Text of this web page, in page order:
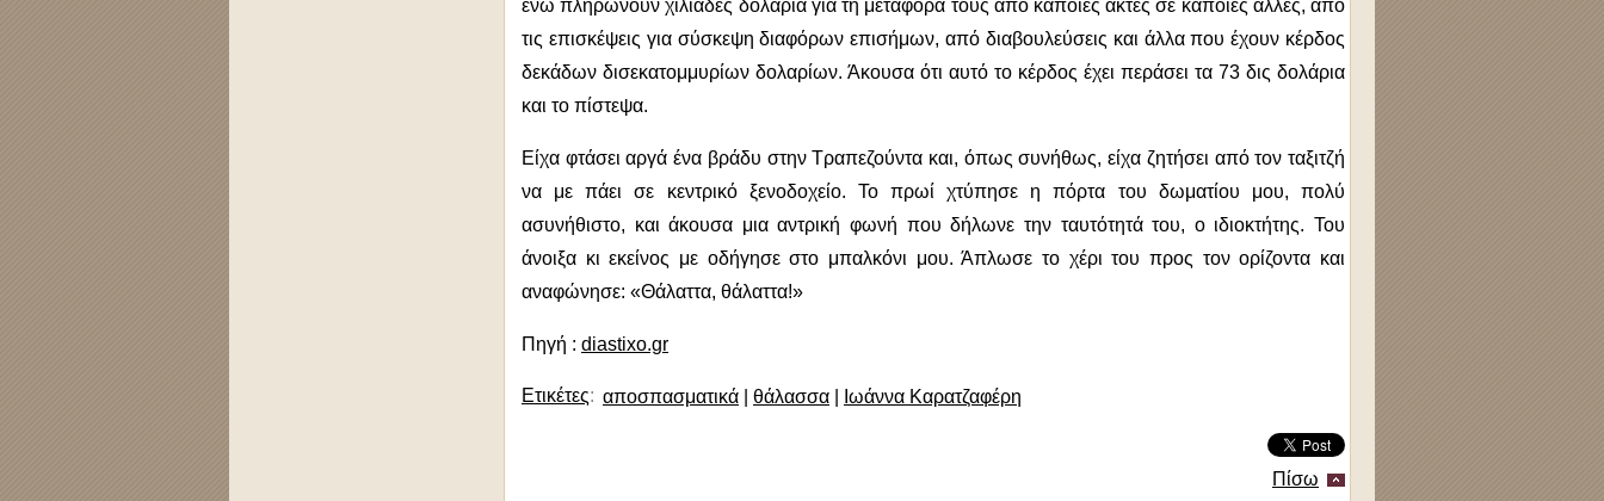
ενώ πληρώνουν χιλιάδες δολάρια για τη μεταφορά τους από κάποιες ακτές σε κάποιες άλλες, από
τις επισκέψεις για σύσκεψη διαφόρων επισήμων, από διαβουλεύσεις και άλλα που έχουν κέρδος
δεκάδων δισεκατομμυρίων δολαρίων. Άκουσα ότι αυτό το κέρδος έχει περάσει τα 73 δις δολάρια
και το πίστεψα.
Είχα φτάσει αργά ένα βράδυ στην Τραπεζούντα και, όπως συνήθως, είχα ζητήσει από τον ταξιτζή
να με πάει σε κεντρικό ξενοδοχείο. Το πρωί χτύπησε η πόρτα του δωματίου μου, πολύ
ασυνήθιστο, και άκουσα μια αντρική φωνή που δήλωνε την ταυτότητά του, ο ιδιοκτήτης. Του
άνοιξα κι εκείνος με οδήγησε στο μπαλκόνι μου. Άπλωσε το χέρι του προς τον ορίζοντα και
αναφώνησε: «Θάλαττα, θάλαττα!»
Πηγή : diastixo.gr
Ετικέτες: αποσπασματικά θάλασσα Ιωάννα Καρατζαφέρη
Πίσω